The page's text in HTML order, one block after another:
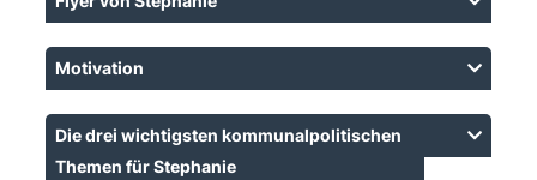
Motivation
Die drei wichtigsten kommunalpolitischen
Themen für Stephanie